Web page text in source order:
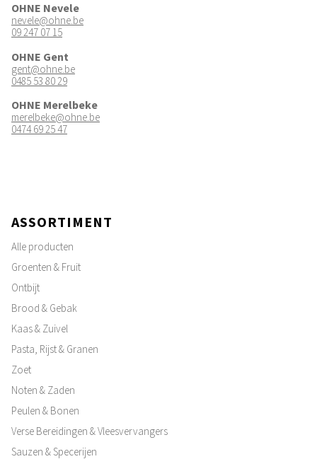
OHNE Nevele
nevele@ohne.be
09 247 07 15
OHNE Gent
gent@ohne.be
0485 53 80 29
OHNE Merelbeke
merelbeke@ohne.be
0474 69 25 47
ASSORTIMENT
Alle producten
Groenten & Fruit
Ontbijt
Brood & Gebak
Kaas & Zuivel
Pasta, Rijst & Granen
Zoet
Noten & Zaden
Peulen & Bonen
Verse Bereidingen & Vleesvervangers
Sauzen & Specerijen